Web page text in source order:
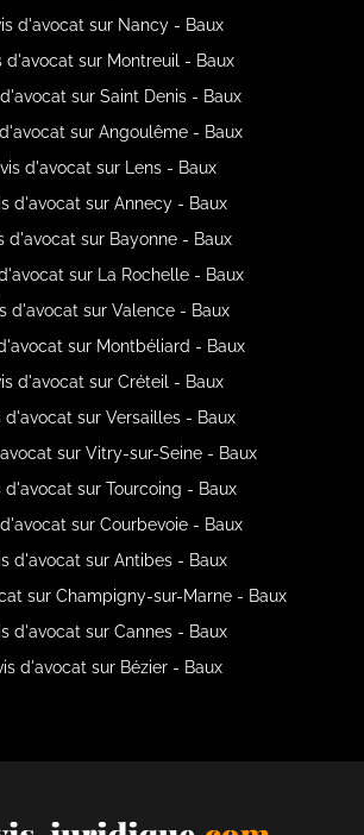
d'avocat sur Nancy - Baux
d'avocat sur Montreuil - Baux
sur Saint Denis - Baux
sur Angoulême - Baux
d'avocat sur Lens - Baux
d'avocat sur Annecy - Baux
d'avocat sur Bayonne - Baux
sur La Rochelle - Baux
d'avocat sur Valence - Baux
sur Montbéliard - Baux
d'avocat sur Créteil - Baux
d'avocat sur Versailles - Baux
sur Vitry-sur-Seine - Baux
d'avocat sur Tourcoing - Baux
sur Courbevoie - Baux
d'avocat sur Antibes - Baux
sur Champigny-sur-Marne - Baux
d'avocat sur Cannes - Baux
d'avocat sur Bézier - Baux